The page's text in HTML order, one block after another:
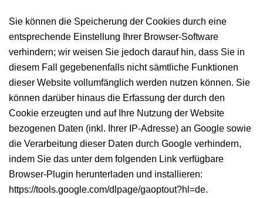
Sie können die Speicherung der Cookies durch eine
entsprechende Einstellung Ihrer Browser-Software
verhindern; wir weisen Sie jedoch darauf hin, dass Sie in
diesem Fall gegebenenfalls nicht sämtliche Funktionen
dieser Website vollumfänglich werden nutzen können. Sie
können darüber hinaus die Erfassung der durch den
Cookie erzeugten und auf Ihre Nutzung der Website
bezogenen Daten (inkl. Ihrer IP-Adresse) an Google sowie
die Verarbeitung dieser Daten durch Google verhindern,
indem Sie das unter dem folgenden Link verfügbare
Browser-Plugin herunterladen und installieren:
https://tools.google.com/dlpage/gaoptout?hl=de.